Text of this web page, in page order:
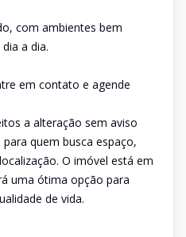
com ambientes bem
a dia.
em contato e agende
a alteração sem aviso
quem busca espaço,
O imóvel está em
uma ótima opção para
de vida.